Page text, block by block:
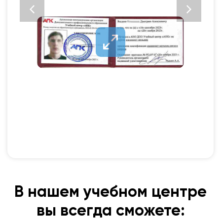
В нашем учебном центре
вы всегда сможете: